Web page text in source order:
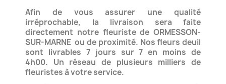
Afin de vous assurer une qualité
irréprochable, la livraison sera faite
directement notre fleuriste de ORMESSON-
SUR-MARNEou de proximité. Nos fleurs deuil
sont livrables 7 jours sur 7 en moins de
4h00. Un réseau de plusieurs milliers de
fleuristes à votre service.